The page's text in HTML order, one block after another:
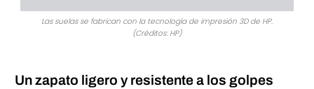
Las suelas se fabrican con la tecnología de impresión 3D de HP.
(Créditos: HP)
Un zapato ligero y resistente a los golpes